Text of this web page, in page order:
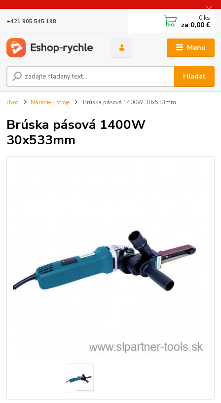
Menu
Hľadať
+421 905 545 198 0 ks
za 0,00 €
Úvod Náradie - stroje Brúska pásová 1400W 30x533mm
Brúska pásová 1400W
30x533mm